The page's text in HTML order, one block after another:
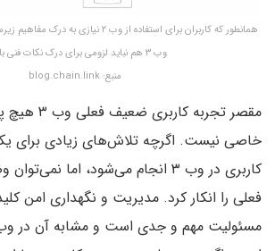
همانطور که کاربران برای استفاده از وب ۲
وب ۳ هم نباید لزومی برای درک نکات فنی باشد.
منبع: blog.chain.link
مقصر تجربه
خاصی نیست. اگرچه تلاش‌های زیادی برای
کاربری در وب ۳ انجام می‌شود، اما
فعلی را انکار کرد. مدیریت و نگهداری امن